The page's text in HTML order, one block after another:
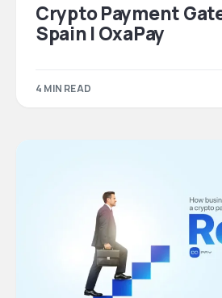
Crypto Payment
Spain | OxaPay
4 MIN READ